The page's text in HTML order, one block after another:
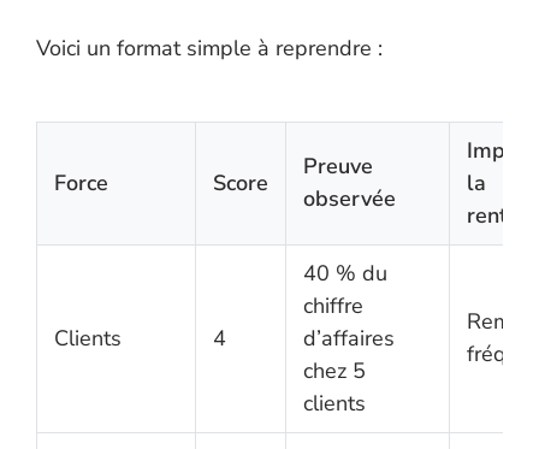
Voici un format simple à reprendre :
Force Score
Preuve
observée
la
Clients 4
40 % du
chiffre
d’affaires
chez 5
clients